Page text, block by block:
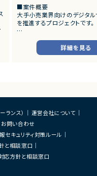
■案件概要
大手小売業界向けのデジタ
を推進するプロジェクトです。
■プロダクトやサービスの概
・店舗向けスマホアプリおよ
システムの継続的なエンハ
・要件整理および要件定義支
・バックエンドシステムの設計
・コードレビューの実施
・リリース対応および品質向
・技術課題に対する検討、提
・ステークホルダーとの調整
ケーション
詳細を見る
ランス）
運営会社について
お問い合わせ
セキュリティ対策ルール
と相談窓口
応方針と相談窓口